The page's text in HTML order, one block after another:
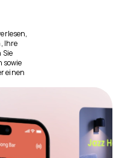
Ihre
Sie
sowie
einen